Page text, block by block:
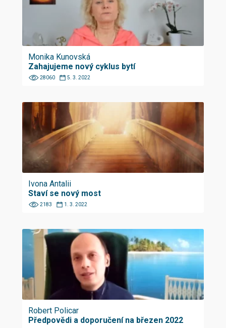
Monika Kunovská
Zahajujeme nový cyklus bytí
28060 5. 3. 2022
Ivona Antalii
Staví se nový most
2183 1. 3. 2022
Robert Policar
Předpovědi a doporučení na březen 2022